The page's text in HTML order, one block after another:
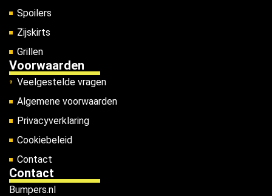
Spoilers
Zijskirts
Grillen
Voorwaarden
Veelgestelde vragen
Algemene voorwaarden
Privacyverklaring
Cookiebeleid
Contact
Contact
Bumpers.nl